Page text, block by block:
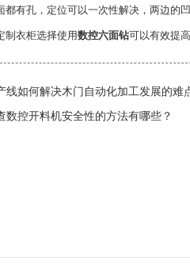
都有孔，定位可以一次性解决，两边的
衣柜选择使用数控六面钻可以有效提
线如何解决木门自动化加工发展的难
数控开料机安全性的方法有哪些？